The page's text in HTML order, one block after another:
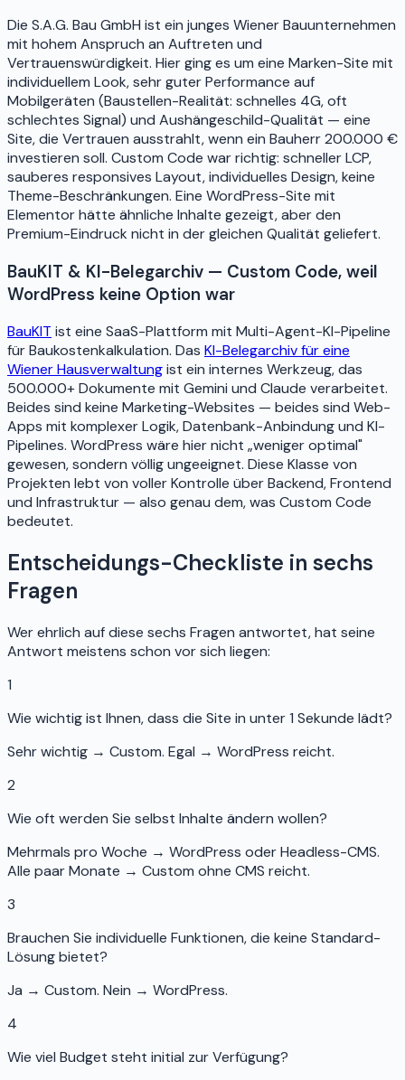
Die S.A.G. Bau GmbH ist ein junges Wiener Bauunternehmen
mit hohem Anspruch an Auftreten und
Vertrauenswürdigkeit. Hier ging es um eine Marken-Site mit
individuellem Look, sehr guter Performance auf
Mobilgeräten (Baustellen-Realität: schnelles 4G, oft
schlechtes Signal) und Aushängeschild-Qualität — eine
Site, die Vertrauen ausstrahlt, wenn ein Bauherr 200.000 €
investieren soll. Custom Code war richtig: schneller LCP,
sauberes responsives Layout, individuelles Design, keine
Theme-Beschränkungen. Eine WordPress-Site mit
Elementor hätte ähnliche Inhalte gezeigt, aber den
Premium-Eindruck nicht in der gleichen Qualität geliefert.
BauKIT & KI-Belegarchiv — Custom Code, weil
WordPress keine Option war
BauKIT ist eine SaaS-Plattform mit Multi-Agent-KI-Pipeline
für Baukostenkalkulation. Das KI-Belegarchiv für eine
Wiener Hausverwaltungist ein internes Werkzeug, das
500.000+ Dokumente mit Gemini und Claude verarbeitet.
Beides sind keine Marketing-Websites — beides sind Web-
Apps mit komplexer Logik, Datenbank-Anbindung und KI-
Pipelines. WordPress wäre hier nicht „weniger optimal"
gewesen, sondern völlig ungeeignet. Diese Klasse von
Projekten lebt von voller Kontrolle über Backend, Frontend
und Infrastruktur — also genau dem, was Custom Code
bedeutet.
Entscheidungs-Checkliste in sechs
Fragen
Wer ehrlich auf diese sechs Fragen antwortet, hat seine
Antwort meistens schon vor sich liegen:
1
Wie wichtig ist Ihnen, dass die Site in unter 1 Sekunde lädt?
Sehr wichtig → Custom. Egal → WordPress reicht.
2
Wie oft werden Sie selbst Inhalte ändern wollen?
Mehrmals pro Woche → WordPress oder Headless-CMS.
Alle paar Monate → Custom ohne CMS reicht.
3
Brauchen Sie individuelle Funktionen, die keine Standard-
Lösung bietet?
Ja → Custom. Nein → WordPress.
4
Wie viel Budget steht initial zur Verfügung?